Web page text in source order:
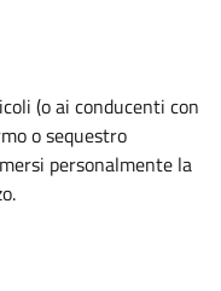
(o ai conducenti con
o sequestro
personalmente la